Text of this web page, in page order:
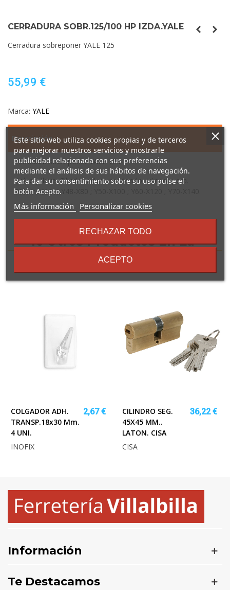
CERRADURA SOBR.125/100 HP IZDA.YALE
Cerradura sobreponer YALE 125
55,99 €
Marca: YALE
Descripción
Cerradura sobreponer YALE 125
Golpe y llave. Cilindro exterior redondo, interior pera.
Dimensiones: Y48-X80 ; Y50-X100 ; Y60-X120 ; Y70-X140.
16 Otros Productos En La
Misma Categoría:
COLGADOR ADH.
TRANSP.18x30 Mm.
4 UNI.
2,67 €
INOFIX
CILINDRO SEG.
45X45 MM..
LATON. CISA
36,22 €
CISA
Información
Te Destacamos
Este sitio web utiliza cookies propias y de terceros
para mejorar nuestros servicios y mostrarle
publicidad relacionada con sus preferencias
mediante el análisis de sus hábitos de navegación.
Para dar su consentimiento sobre su uso pulse el
botón Acepto.
Más información
sobre
términos
condiciones
Personalizar cookies
RECHAZAR TODO
ACEPTO